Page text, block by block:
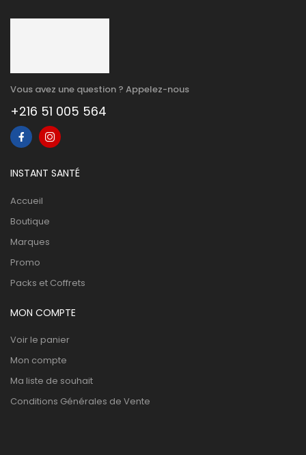
Vous avez une question ? Appelez-nous
+216 51 005 564
INSTANT SANTÉ
Accueil
Boutique
Marques
Promo
Packs et Coffrets
MON COMPTE
Voir le panier
Mon compte
Ma liste de souhait
Conditions Générales de Vente